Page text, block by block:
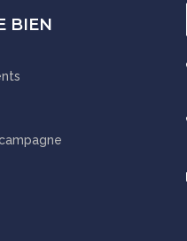
BIEN